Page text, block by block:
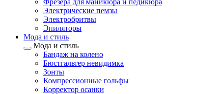
Фрезера для маникюра и педикюра
Электрические пемзы
Электробритвы
Эпиляторы
Мода и стиль
Мода и стиль
Бандаж на колено
Бюстгальтер невидимка
Зонты
Компрессионные гольфы
Корректор осанки